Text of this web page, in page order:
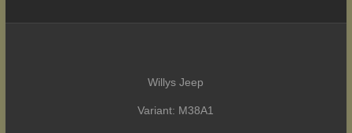
Willys Jeep
Variant: M38A1